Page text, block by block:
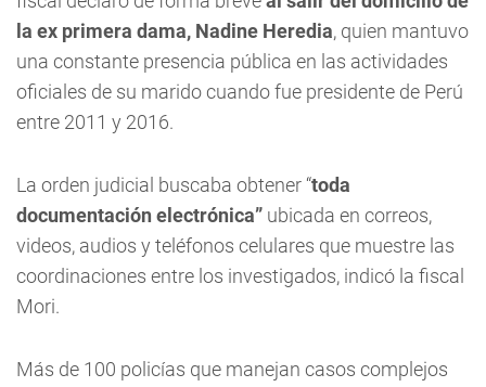
la ex primera dama, Nadine Heredia, quien mantuvo
una constante presencia pública en las actividades
oficiales de su marido cuando fue presidente de Perú
entre 2011 y 2016.
La orden judicial buscaba obtener “toda
documentación electrónica” ubicada en correos,
videos, audios y teléfonos celulares que muestre las
coordinaciones entre los investigados, indicó la fiscal
Mori.
Más de 100 policías que manejan casos complejos